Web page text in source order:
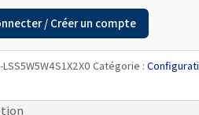
/ Créer un compte
LSS5W5W4S1X2X0 Catégorie :